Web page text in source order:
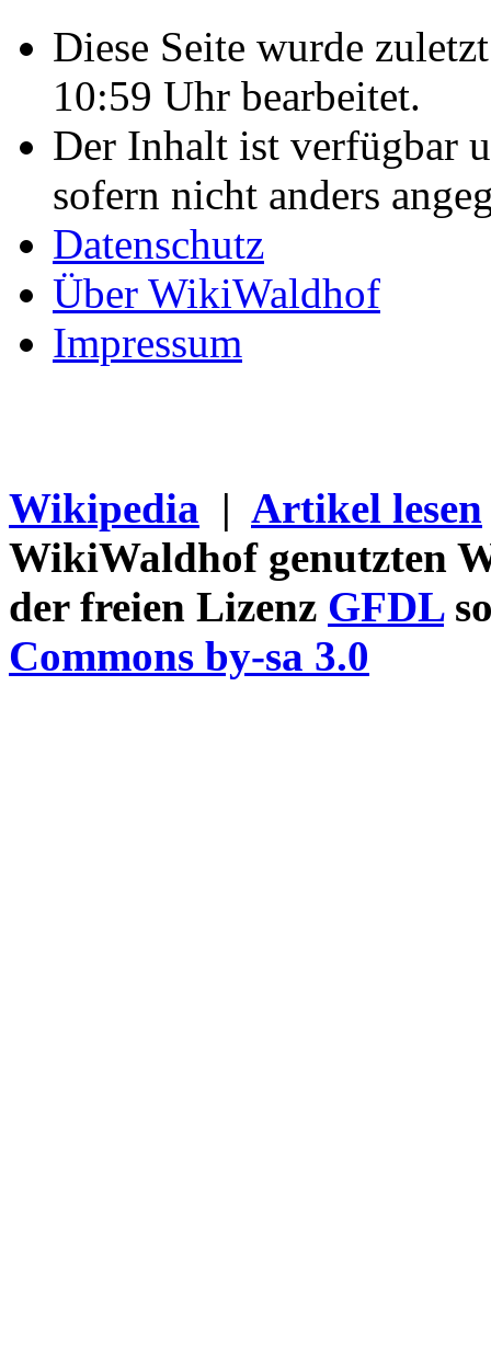
Diese Seite wurde
10:59 Uhr bearbeitet.
Der Inhalt ist verfügbar
sofern nicht anders
Datenschutz
Über WikiWaldhof
Impressum
Wikipedia | Artikel lesen
WikiWaldhof genutzten
der freien Lizenz GFDL
Commons by-sa 3.0